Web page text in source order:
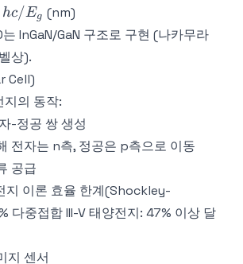
hc/Eg (nm)
는 InGaN/GaN 구조로 구현 (나카무라
상).
Cell)
의 동작:
-정공 쌍 생성
전자는 n측, 정공은 p측으로 이동
공급
지 이론 효율 한계(Shockley-
다중접합 III-V 태양전지: 47% 이상 달
지 센서